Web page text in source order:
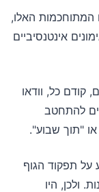
המתוחכמות האלו,
אינטנסיביים
כל, וודאו
להתחטב
"תוך שבוע".
על תפקוד הגוף
ולכן, היו